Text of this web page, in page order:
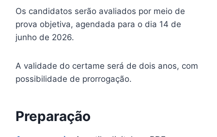
Os candidatos serão avaliados por meio de
prova objetiva, agendada para o dia 14 de
junho de 2026.
A validade do certame será de dois anos, com
possibilidade de prorrogação.
Preparação